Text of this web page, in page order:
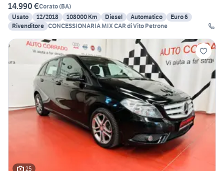
14.990 €Corato(BA)
Usato
12/2018 108000 Km Diesel Automatico
Euro 6
Rivenditore CONCESSIONARIA MIX CAR di Vito Petrone
25